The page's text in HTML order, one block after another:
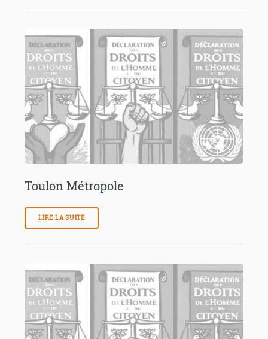
Toulon Métropole
LIRE LA SUITE